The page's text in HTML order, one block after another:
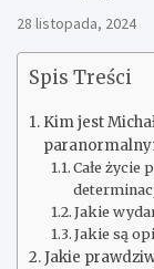
28 listopada, 2024
Spis Treści
Kim jest
Całe życie
Jakie
Jakie są
Jakie